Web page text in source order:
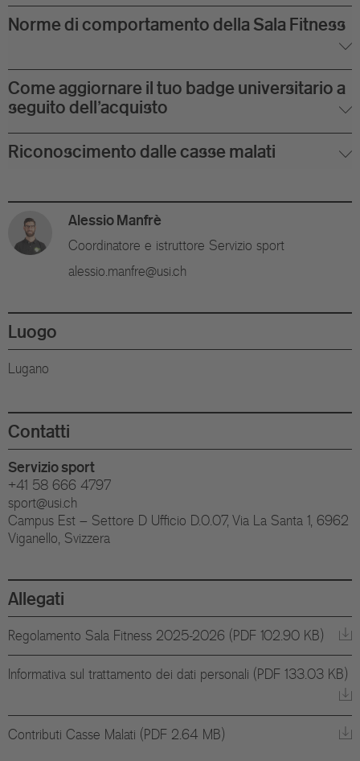
Norme di comportamento della Sala Fitness
Come aggiornare il tuo badge universitario a
seguito dell'acquisto
Riconoscimento dalle casse malati
Alessio Manfrè
Coordinatore e istruttore Servizio sport
alessio.manfre@usi.ch
Luogo
Lugano
Contatti
Servizio sport
+41 58 666 4797
sport@usi.ch
Campus Est – Settore D Ufficio D.0.07, Via La Santa 1, 6962
Viganello, Svizzera
Allegati
Regolamento Sala Fitness 2025-2026 (PDF 102.90 KB)
Informativa sul trattamento dei dati personali (PDF 133.03 KB)
Contributi Casse Malati (PDF 2.64 MB)